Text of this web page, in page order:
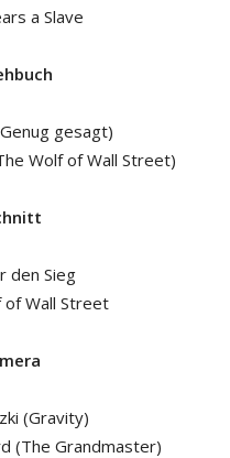
a Slave
gesagt)
Wolf of Wall Street)
den Sieg
of Wall Street
(Gravity)
(The Grandmaster)